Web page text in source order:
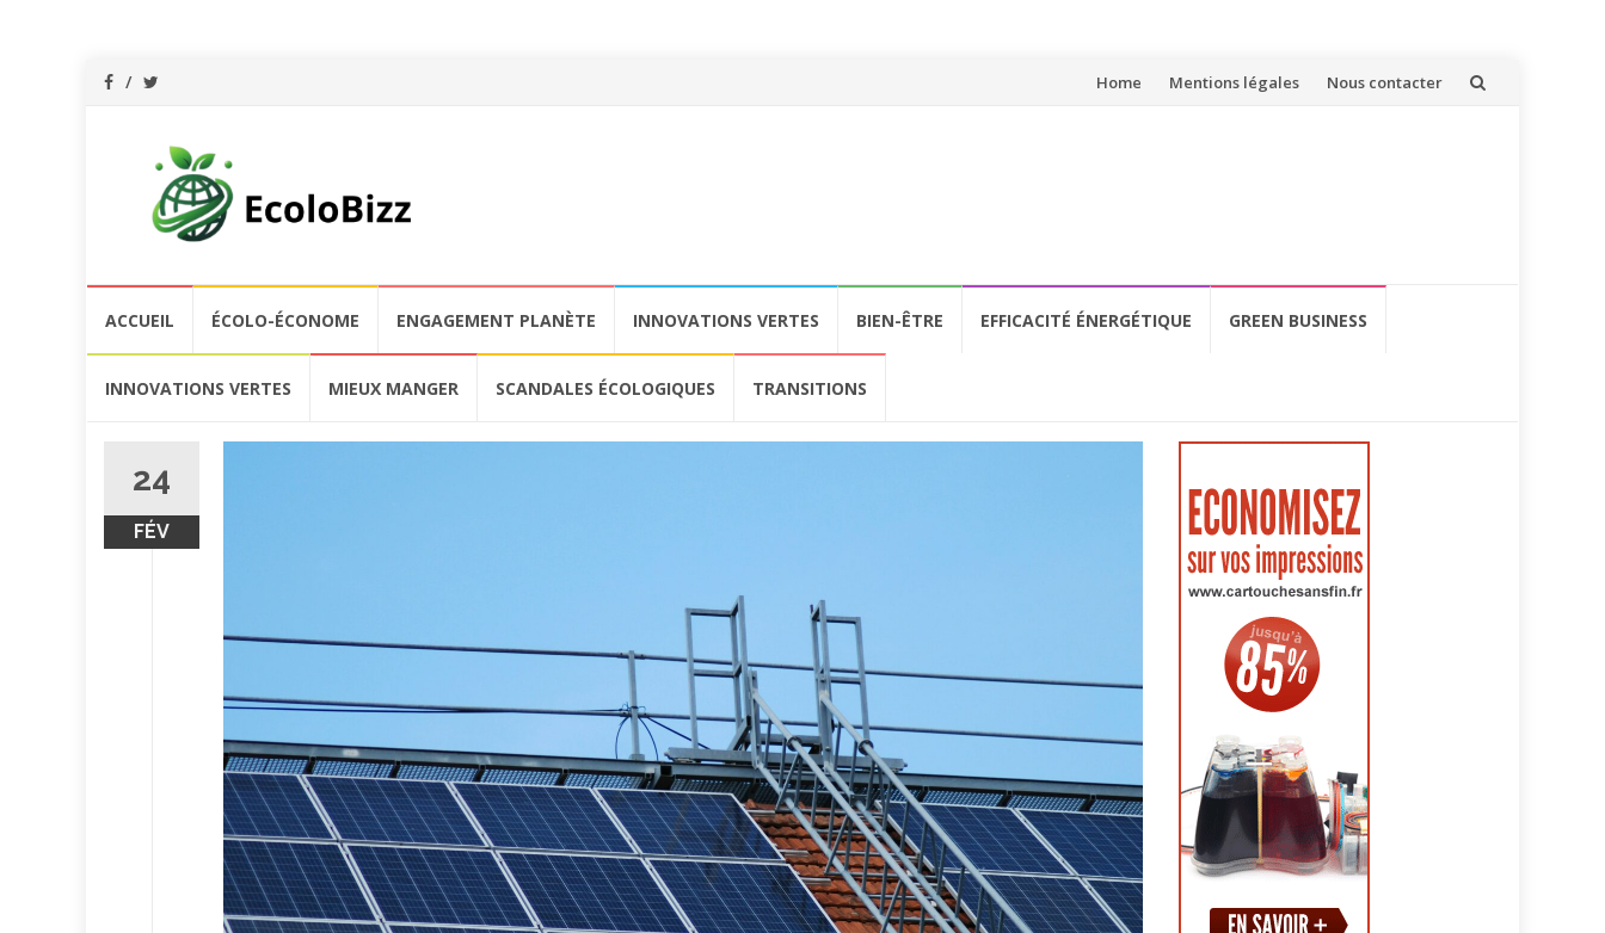
Aller
Home Mentions légales Nous contacter
contenu
ACCUEIL ÉCOLO-ÉCONOME ENGAGEMENT PLANÈTE INNOVATIONS VERTES BIEN-ÊTRE EFFICACITÉ ÉNERGÉTIQUE GREEN BUSINESS
INNOVATIONS VERTES MIEUX MANGER SCANDALES ÉCOLOGIQUES TRANSITIONS
24
FÉV